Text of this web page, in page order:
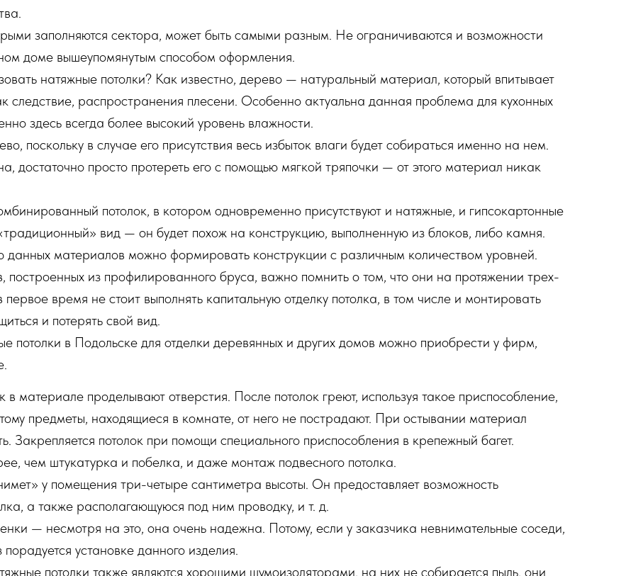
заполняются сектора, может быть самыми разным. Не ограничиваются и возможности
доме вышеупомянутым способом оформления.
натяжные потолки? Как известно, дерево — натуральный материал, который впитывает
следствие, распространения плесени. Особенно актуальна данная проблема для кухонных
здесь всегда более высокий уровень влажности.
поскольку в случае его присутствия весь избыток влаги будет собираться именно на нем.
достаточно просто протереть его с помощью мягкой тряпочки — от этого материал никак
потолок, в котором одновременно присутствуют и натяжные, и гипсокартонные
вид — он будет похож на конструкцию, выполненную из блоков, либо камня.
данных материалов можно формировать конструкции с различным количеством уровней.
из профилированного бруса, важно помнить о том, что они на протяжении трех-
первое время не стоит выполнять капитальную отделку потолка, в том числе и монтировать
и потерять свой вид.
потолки в Подольске для отделки деревянных и других домов можно приобрести у фирм,
материале проделывают отверстия. После потолок греют, используя такое приспособление,
предметы, находящиеся в комнате, от него не пострадают. При остывании материал
Закрепляется потолок при помощи специального приспособления в крепежный багет.
чем штукатурка и побелка, и даже монтаж подвесного потолка.
у помещения три-четыре сантиметра высоты. Он предоставляет возможность
а также располагающуюся под ним проводку, и т. д.
— несмотря на это, она очень надежна. Потому, если у заказчика невнимательные соседи,
установке данного изделия.
потолки также являются хорошими шумоизоляторами, на них не собирается пыль, они